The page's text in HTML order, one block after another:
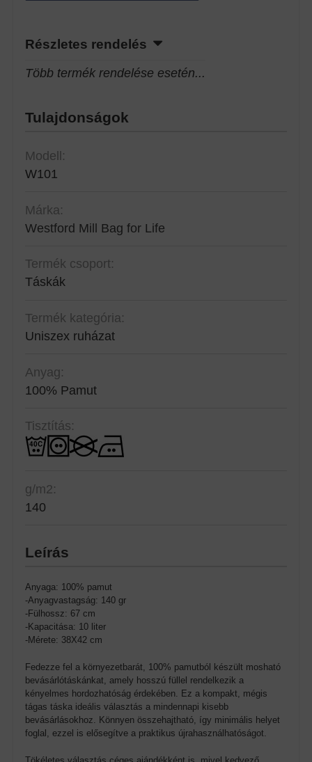
Részletes rendelés
Több termék rendelése esetén...
Tulajdonságok
Modell:
W101
Márka:
Westford Mill Bag for Life
Termék csoport:
Táskák
Termék kategória:
Uniszex ruházat
Anyag:
100% Pamut
Tisztítás:
g/m2:
140
Leírás
Anyaga: 100% pamut
-Anyagvastagság: 140 gr
-Fülhossz: 67 cm
-Kapacitása: 10 liter
-Mérete: 38X42 cm
Fedezze fel a környezetbarát, 100% pamutból készült mosható
bevásárlótáskánkat, amely hosszú füllel rendelkezik a
kényelmes hordozhatóság érdekében. Ez a kompakt, mégis
tágas táska ideális választás a mindennapi kisebb
bevásárlásokhoz. Könnyen összehajtható, így minimális helyet
foglal, ezzel is elősegítve a praktikus újrahasználhatóságot.